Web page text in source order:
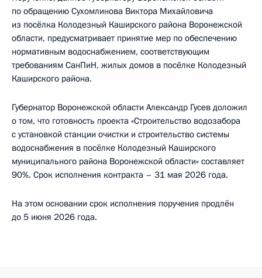
по обращению Сухомлинова Виктора Михайловича
из посёлка Колодезный Каширского района Воронежской
области, предусматривает принятие мер по обеспечению
нормативным водоснабжением, соответствующим
требованиям СанПиН, жилых домов в посёлке Колодезный
Каширского района.
Губернатор Воронежской области Александр Гусев доложил
о том, что готовность проекта «Строительство водозабора
с установкой станции очистки и строительство системы
водоснабжения в посёлке Колодезный Каширского
муниципального района Воронежской области» составляет
90%. Срок исполнения контракта – 31 мая 2026 года.
На этом основании срок исполнения поручения продлён
до 5 июня 2026 года.